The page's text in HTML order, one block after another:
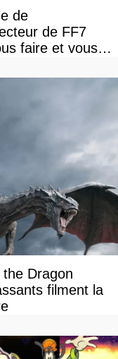
de
de FF7
faire et vous
Dragon
filment la